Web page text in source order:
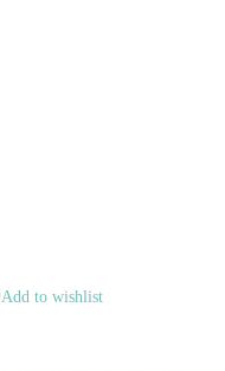
Add to wishlist